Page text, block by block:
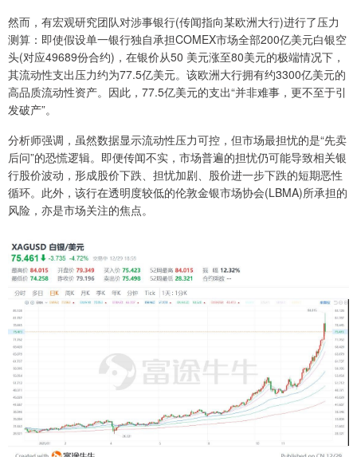
然而，有宏观研究团队对涉事银行(传闻指向某欧洲大行)进行了压力
测算：即使假设单一银行独自承担COMEX市场全部200亿美元白银空
头(对应49689份合约)，在银价从50 美元涨至80美元的极端情况下，
其流动性支出压力约为77.5亿美元。该欧洲大行拥有约3300亿美元的
高品质流动性资产。因此，77.5亿美元的支出“并非难事，更不至于引
发破产”。
分析师强调，虽然数据显示流动性压力可控，但市场最担忧的是“先卖
后问”的恐慌逻辑。即便传闻不实，市场普遍的担忧仍可能导致相关银
行股价波动，形成股价下跌、担忧加剧、股价进一步下跌的短期恶性
循环。此外，该行在透明度较低的伦敦金银市场协会(LBMA)所承担的
风险，亦是市场关注的焦点。